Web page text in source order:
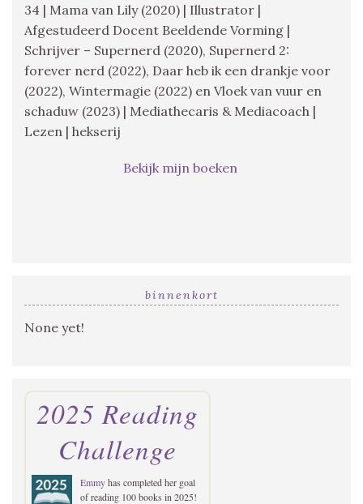
34 | Mama van Lily (2020) | Illustrator |
Afgestudeerd Docent Beeldende Vorming |
Schrijver – Supernerd (2020), Supernerd 2:
forever nerd (2022), Daar heb ik een drankje voor
(2022), Wintermagie (2022) en Vloek van vuur en
schaduw (2023) | Mediathecaris & Mediacoach |
Lezen | hekserij
Bekijk mijn boeken
binnenkort
None yet!
2025 Reading
Challenge
Emmyhas completed her goal
of reading 100 books in 2025!